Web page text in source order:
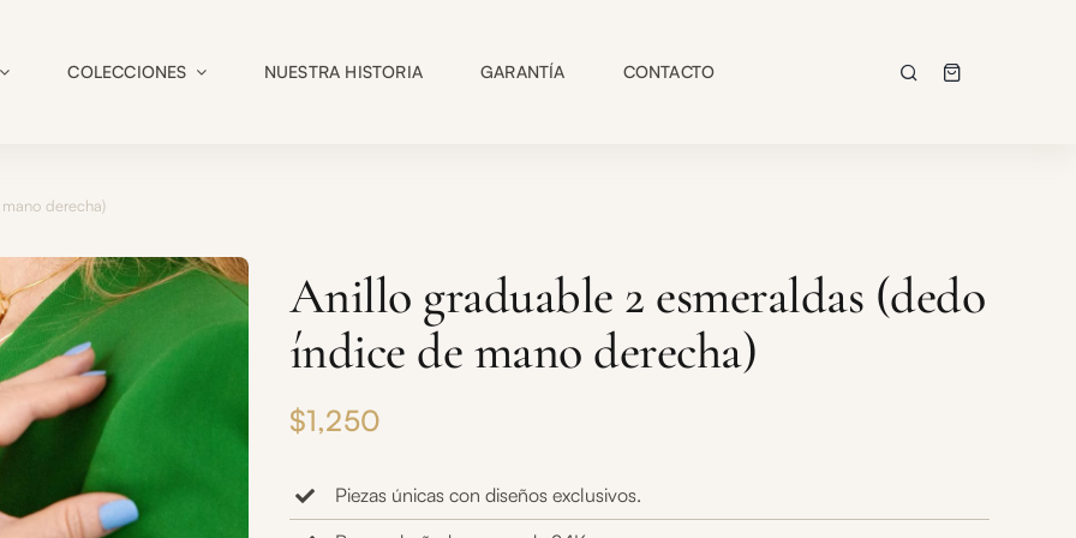
COLECCIONES NUESTRA HISTORIA GARANTÍA CONTACTO
derecha)
Anillo graduable 2 esmeraldas (dedo
índice de mano derecha)
$1,250
Piezas únicas con diseños exclusivos.